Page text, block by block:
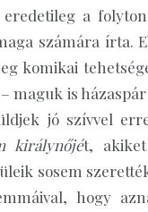
a
számára írta.
komikai
maguk is
jó szívvel
királynőjét,
sosem
hogy